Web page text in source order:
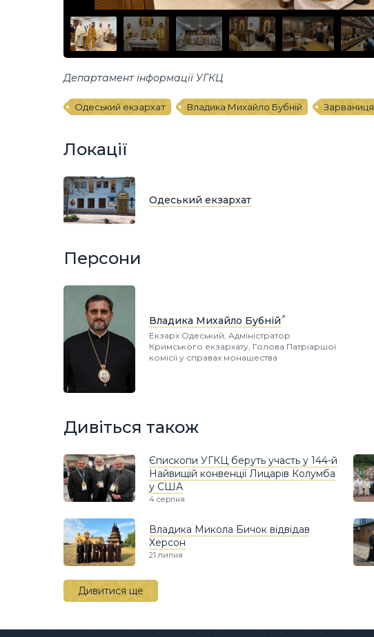
Департамент інформації УГКЦ
Одеський екзархат Владика Михайло Бубній Зарваниця
Локації
Одеський екзархат
Персони
Владика Михайло Бубній
Екзарх Одеський, Адміністратор
Кримського екзархату, Голова Патріаршої
комісії у справах монашества
Дивіться також
Єпископи УГКЦ беруть участь у 144-й
Найвищій конвенції Лицарів Колумба
у США
4 серпня
Владика Микола Бичок відвідав
Херсон
21 липня
Дивитися ще